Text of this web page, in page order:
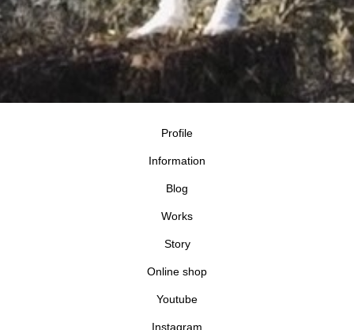
Profile
Information
Blog
Works
Story
Online shop
Youtube
Instagram